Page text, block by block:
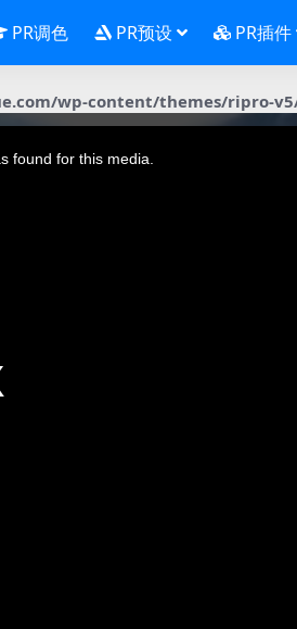
PR调色 PR预设 PR插件
wp-content/themes/ripro-
found for this media.